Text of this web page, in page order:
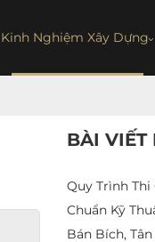
Kinh Nghiệm Xây Dựng
BÀI VIẾT
Quy Trình
Chuẩn Kỹ
Bán Bích,